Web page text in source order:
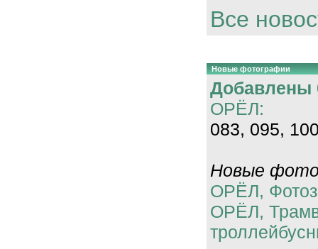
Все
Новые фотографии
Добавлены
ОРЁЛ:
083, 095,
Новые
ОРЁЛ,
ОРЁЛ,